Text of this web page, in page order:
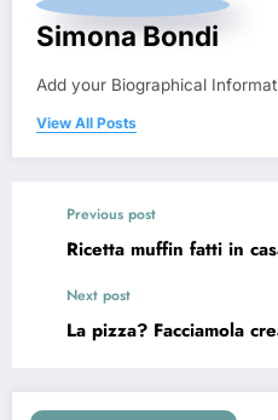
Simona Bondi
Add your Biographical
View All Posts
Previous post
Ricetta muffin fatti in
Next post
La pizza? Facciamola